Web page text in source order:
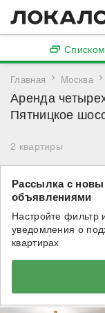
Главная Москва
Аренда
Пятницкое
2 квартиры
Списком
Рассылка с
объявлениями
Настройте фильтр
уведомления о
квартирах